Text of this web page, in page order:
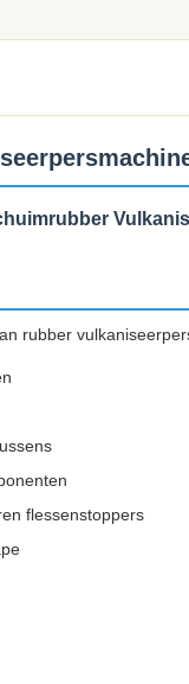
rubber
flessenstoppers